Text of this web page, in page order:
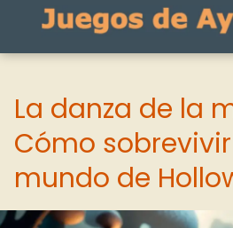
La danza de la
Cómo
mundo de